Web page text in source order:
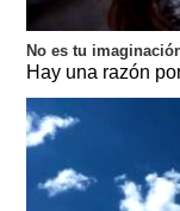
No es tu
Hay una razón